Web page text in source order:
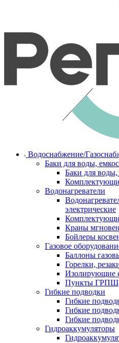
Водоснабжение/
Баки для воды,
Баки для
Водонагреватели
электрические
Краны
Бойлеры
Газовое
Баллоны
Горелки,
Изолирующие
Пункты ГРПШ
Гибкие подводки
Гибкие
Гибкие
Гибкие
Гидроаккумуляторы